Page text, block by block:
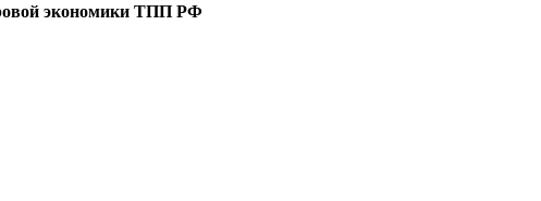
экономики ТПП РФ